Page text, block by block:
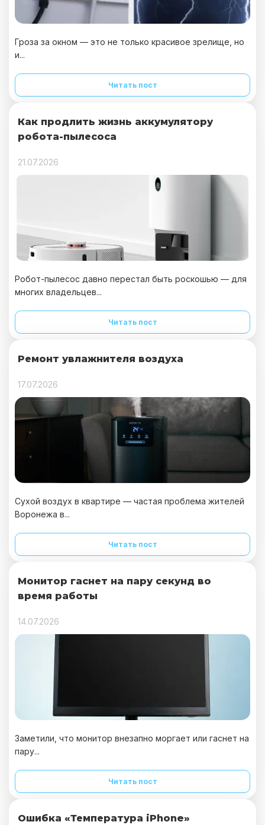
Гроза за окном — это не только красивое зрелище, но
и...
Читать пост
Как продлить жизнь аккумулятору
робота-пылесоса
21.07.2026
Робот-пылесос давно перестал быть роскошью — для
многих владельцев...
Читать пост
Ремонт увлажнителя воздуха
17.07.2026
Сухой воздух в квартире — частая проблема жителей
Воронежа в...
Читать пост
Монитор гаснет на пару секунд во
время работы
14.07.2026
Заметили, что монитор внезапно моргает или гаснет на
пару...
Читать пост
Ошибка «Температура iPhone»